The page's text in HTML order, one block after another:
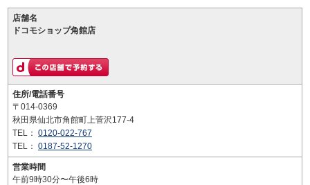
店舗名
ドコモショップ角館店
住所/電話番号
〒014-0369
秋田県仙北市角館町上菅沢177-4
TEL： 0120-022-767
TEL： 0187-52-1270
営業時間
午前9時30分〜午後6時